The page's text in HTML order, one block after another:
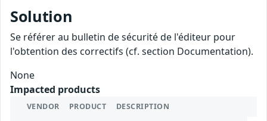
Solution
Se référer au bulletin de sécurité de l'éditeur pour
l'obtention des correctifs (cf. section Documentation).
None
Impacted products
VENDOR PRODUCT DESCRIPTION